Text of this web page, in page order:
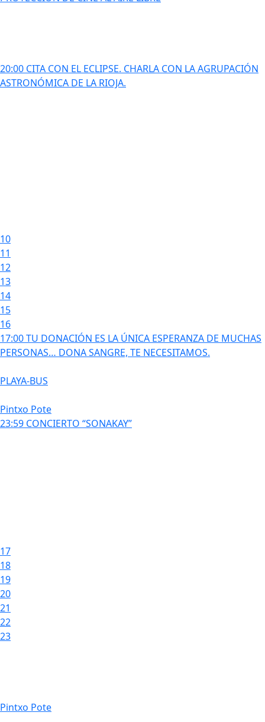
20:00 CITA CON EL ECLIPSE. CHARLA CON LA AGRUPACIÓN
ASTRONÓMICA DE LA RIOJA.
10
11
12
13
14
15
16
17:00 TU DONACIÓN ES LA ÚNICA ESPERANZA DE MUCHAS
PERSONAS… DONA SANGRE, TE NECESITAMOS.
PLAYA-BUS
Pintxo Pote
23:59 CONCIERTO “SONAKAY”
17
18
19
20
21
22
23
Pintxo Pote